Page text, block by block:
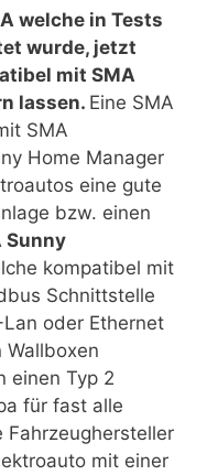
welche in Tests
wurde, jetzt
mit SMA
lassen. Eine SMA
SMA
Home Manager
eine gute
bzw. einen
Sunny
kompatibel mit
Schnittstelle
oder Ethernet
einen Typ 2
für fast alle
Fahrzeughersteller
mit einer